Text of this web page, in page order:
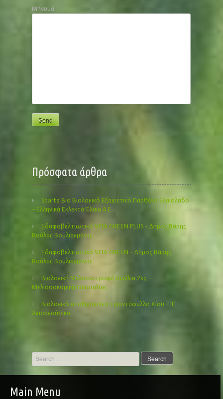
Μήνυμα
Πρόσφατα άρθρα
Sparta Bio Βιολογικό Εξαιρετικό Παρθένο Ελαιόλαδο
– Ελληνικά Εκλεκτά Έλαια Α.Ε.
Εδαφοβελτιωτικό VITA GREEN PLUS – Δήμος Βάρης
Βούλας Βουλιαγμένης
Εδαφοβελτιωτικό VITA GREEN – Δήμος Βάρης
Βούλας Βουλιαγμένης
Βιολογική Μελισσοτροφή Βανίλια 2kg –
Μελισσοκομική Θεσσαλίας
Βιολογικό αποξηραμένο τριαντάφυλλο Χίου – Τ’
Αγιοργούσικα
Search
for:
Main Menu